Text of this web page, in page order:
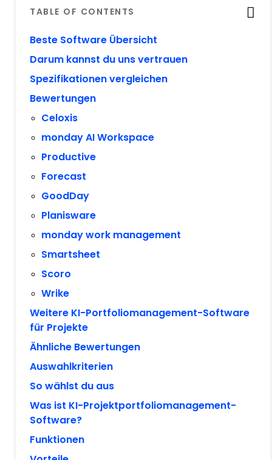
TABLE OF CONTENTS
Beste Software Übersicht
Darum kannst du uns vertrauen
Spezifikationen vergleichen
Bewertungen
Celoxis
monday AI Workspace
Productive
Forecast
GoodDay
Planisware
monday work management
Smartsheet
Scoro
Wrike
Weitere KI-Portfoliomanagement-Software
für Projekte
Ähnliche Bewertungen
Auswahlkriterien
So wählst du aus
Was ist KI-Projektportfoliomanagement-
Software?
Funktionen